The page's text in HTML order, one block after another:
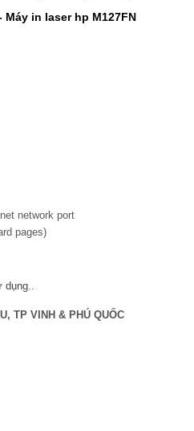
Máy in laser hp M127FN
network port
pages)
dụng..
TP VINH & PHÚ QUỐC